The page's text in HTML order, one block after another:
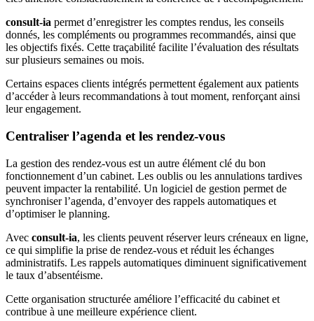
consult-ia permet d’enregistrer les comptes rendus, les conseils
donnés, les compléments ou programmes recommandés, ainsi que
les objectifs fixés. Cette traçabilité facilite l’évaluation des résultats
sur plusieurs semaines ou mois.
Certains espaces clients intégrés permettent également aux patients
d’accéder à leurs recommandations à tout moment, renforçant ainsi
leur engagement.
Centraliser l’agenda et les rendez-vous
La gestion des rendez-vous est un autre élément clé du bon
fonctionnement d’un cabinet. Les oublis ou les annulations tardives
peuvent impacter la rentabilité. Un logiciel de gestion permet de
synchroniser l’agenda, d’envoyer des rappels automatiques et
d’optimiser le planning.
Avec consult-ia, les clients peuvent réserver leurs créneaux en ligne,
ce qui simplifie la prise de rendez-vous et réduit les échanges
administratifs. Les rappels automatiques diminuent significativement
le taux d’absentéisme.
Cette organisation structurée améliore l’efficacité du cabinet et
contribue à une meilleure expérience client.